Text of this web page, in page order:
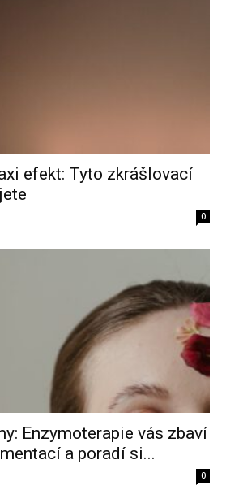
efekt: Tyto zkrášlovací
0
Enzymoterapie vás zbaví
a poradí si...
0